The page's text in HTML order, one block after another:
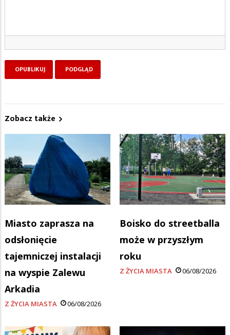
Zobacz także
Miasto zaprasza na
odsłonięcie
tajemniczej instalacji
na wyspie Zalewu
Arkadia
Z ŻYCIA MIASTA 06/08/2026
Boisko do streetballa
może w przyszłym
roku
Z ŻYCIA MIASTA 06/08/2026